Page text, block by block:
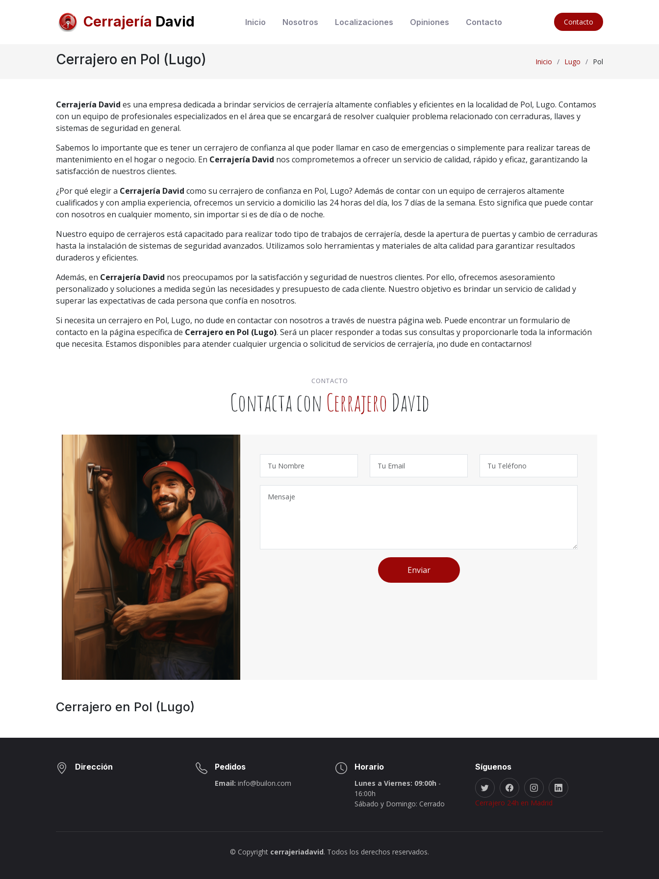
Cerrajería David Inicio Nosotros Localizaciones Opiniones Contacto Contacto
Cerrajero en Pol (Lugo) Inicio Lugo Pol
Cerrajería David es una empresa dedicada a brindar servicios de cerrajería altamente confiables y eficientes en la localidad de Pol, Lugo. Contamos
con un equipo de profesionales especializados en el área que se encargará de resolver cualquier problema relacionado con cerraduras, llaves y
sistemas de seguridad en general.
Sabemos lo importante que es tener un cerrajero de confianza al que poder llamar en caso de emergencias o simplemente para realizar tareas de
mantenimiento en el hogar o negocio. En Cerrajería David nos comprometemos a ofrecer un servicio de calidad, rápido y eficaz, garantizando la
satisfacción de nuestros clientes.
¿Por qué elegir a Cerrajería David como su cerrajero de confianza en Pol, Lugo? Además de contar con un equipo de cerrajeros altamente
cualificados y con amplia experiencia, ofrecemos un servicio a domicilio las 24 horas del día, los 7 días de la semana. Esto significa que puede contar
con nosotros en cualquier momento, sin importar si es de día o de noche.
Nuestro equipo de cerrajeros está capacitado para realizar todo tipo de trabajos de cerrajería, desde la apertura de puertas y cambio de cerraduras
hasta la instalación de sistemas de seguridad avanzados. Utilizamos solo herramientas y materiales de alta calidad para garantizar resultados
duraderos y eficientes.
Además, en Cerrajería David nos preocupamos por la satisfacción y seguridad de nuestros clientes. Por ello, ofrecemos asesoramiento
personalizado y soluciones a medida según las necesidades y presupuesto de cada cliente. Nuestro objetivo es brindar un servicio de calidad y
superar las expectativas de cada persona que confía en nosotros.
Si necesita un cerrajero en Pol, Lugo, no dude en contactar con nosotros a través de nuestra página web. Puede encontrar un formulario de
contacto en la página específica de Cerrajero en Pol (Lugo). Será un placer responder a todas sus consultas y proporcionarle toda la información
que necesita. Estamos disponibles para atender cualquier urgencia o solicitud de servicios de cerrajería, ¡no dude en contactarnos!
CONTACTO
Contacta con Cerrajero David
Enviar
Cerrajero en Pol (Lugo)
Dirección Pedidos
Email: info@builon.com
Horario
Lunes a Viernes: 09:00h -
16:00h
Sábado y Domingo: Cerrado
Síguenos
Cerrajero 24h en Madrid
© Copyright cerrajeriadavid. Todos los derechos reservados.